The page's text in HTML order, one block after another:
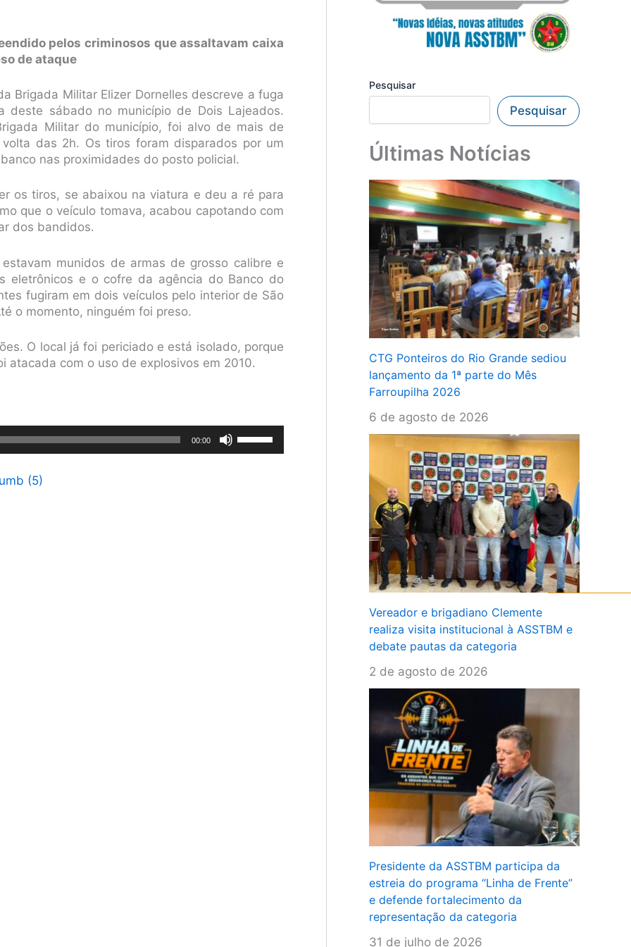
pelos criminosos que assaltavam caixa
de ataque
Brigada Militar Elizer Dornelles descreve a fuga
sábado no município de Dois Lajeados.
Militar do município, foi alvo de mais de
das 2h. Os tiros foram disparados por um
nas proximidades do posto policial.
os tiros, se abaixou na viatura e deu a ré para
que o veículo tomava, acabou capotando com
dos bandidos.
munidos de armas de grosso calibre e
eletrônicos e o cofre da agência do Banco do
fugiram em dois veículos pelo interior de São
o momento, ninguém foi preso.
O local já foi periciado e está isolado, porque
atacada com o uso de explosivos em 2010.
00:00
Pesquisar
Pesquisar
Últimas Notícias
CTG Ponteiros do Rio Grande sediou
lançamento da 1ª parte do Mês
Farroupilha 2026
6 de agosto de 2026
Vereador e brigadiano Clemente
realiza visita institucional à ASSTBM e
debate pautas da categoria
2 de agosto de 2026
Presidente da ASSTBM participa da
estreia do programa “Linha de Frente”
e defende fortalecimento da
representação da categoria
31 de julho de 2026